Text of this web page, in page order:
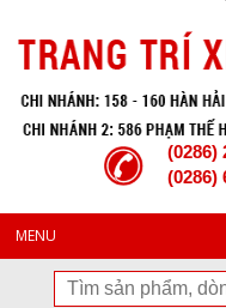
(0286)
(0286)
MENU